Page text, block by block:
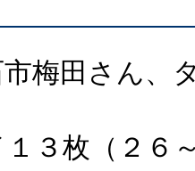
梅田さん、
３枚（２６